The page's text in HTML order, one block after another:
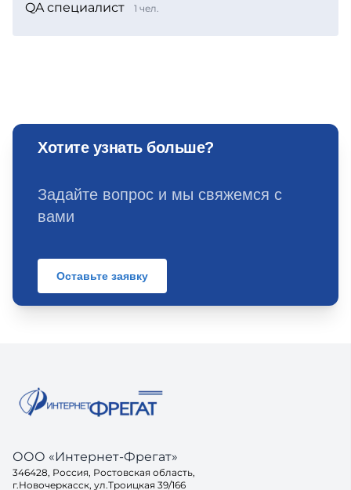
QA специалист 1 чел.
Хотите узнать больше?
Задайте вопрос и мы свяжемся с
вами
Оставьте заявку
ООО «Интернет-Фрегат»
346428, Россия, Ростовская область,
г.Новочеркасск, ул.Троицкая 39/166